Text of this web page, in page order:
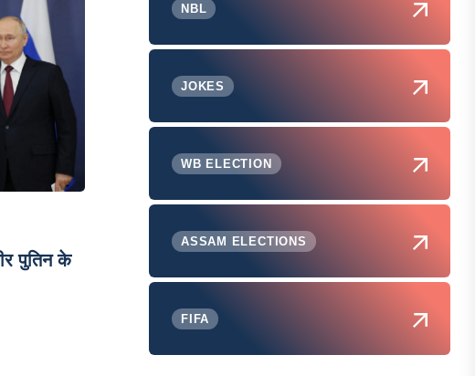
पुतिन के
NBL
JOKES
WB ELECTION
ASSAM ELECTIONS
FIFA